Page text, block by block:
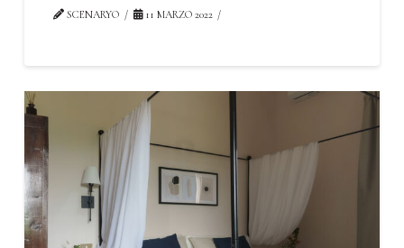
SCENARYO 11 MARZO 2022